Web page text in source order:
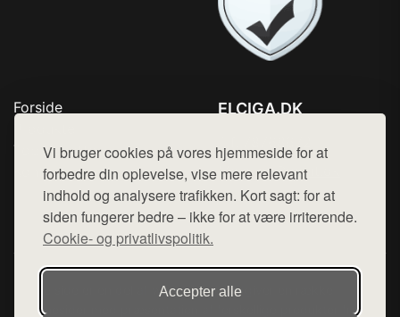
Vi bruger cookies på vores hjemmeside for at
forbedre din oplevelse, vise mere relevant
indhold og analysere trafikken. Kort sagt: for at
siden fungerer bedre – ikke for at være irriterende.
Cookie- og privatlivspolitik.
Accepter alle
Forside
Top Rabatter
Kontakt
ELCIGA.DK
Mail: hej@want.dk
Cookie- og privatlivspolitik
Denne side er en del af want.dk, der udgiver en række
hjemmesider med præsentation af forskellige produkter fra